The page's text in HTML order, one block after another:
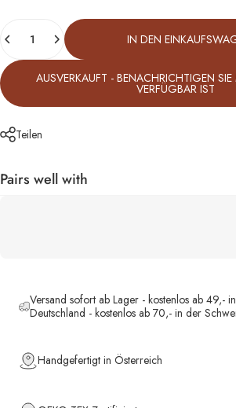
IN DEN
AUSVERKAUFT - BENACHRICHTIGEN
VERFÜGBAR IST
Teilen
Pairs well with
Versand sofort ab Lager - kostenlos ab 49,-
Deutschland - kostenlos ab 70,- in der
Handgefertigt in Österreich